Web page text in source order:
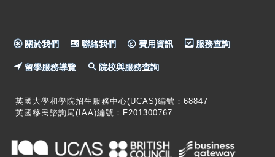
關於我們 聯絡我們 費用資訊 服務查詢
留學服務導覽 院校與服務查詢
英國大學和學院招生服務中心(UCAS)編號：68847
英國移民諮詢局(IAA)編號：F201300767